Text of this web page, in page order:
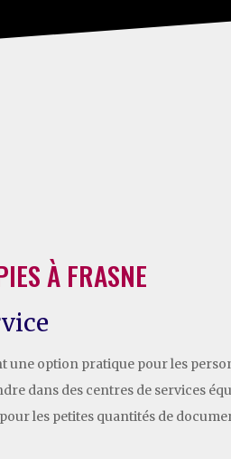
À FRASNE
une option pratique pour les
dans des centres de services
les petites quantités de